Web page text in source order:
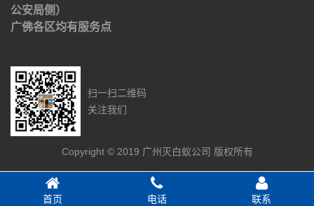
公安局侧）
广佛各区均有服务点
扫一扫二维码
关注我们
Copyright © 2019 广州灭白蚁公司 版权所有
首页 电话 联系